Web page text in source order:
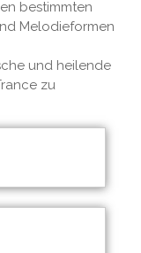
bestimmten
Melodieformen
und heilende
zu